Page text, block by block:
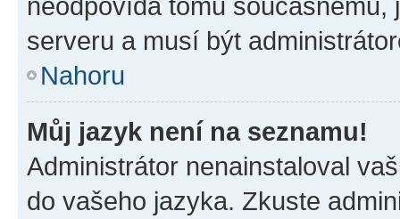
serveru a musí být
Nahoru
Můj jazyk není na seznamu!
Administrátor nenainstaloval
do vašeho jazyka. Zkuste